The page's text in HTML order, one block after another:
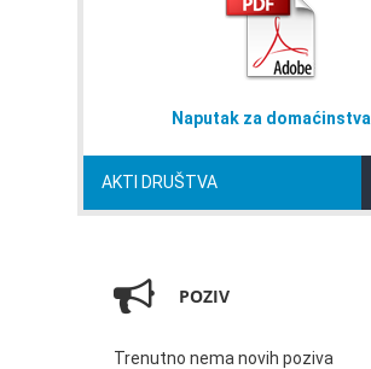
AKTI DRUŠTVA
Naputak za domaćinstva
POZIV
Trenutno nema novih poziva